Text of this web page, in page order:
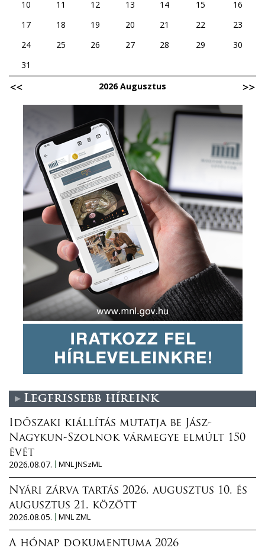
10
11 12 13 14 15
16
17
18 19 20 21 22
23
24
25 26 27 28 29
30
31
2026 Augusztus
Legfrissebb híreink
Időszaki kiállítás mutatja be Jász-
Nagykun-Szolnok vármegye elmúlt 150
évét
2026.08.07.
MNL JNSzML
Nyári zárva tartás 2026. augusztus 10. és
augusztus 21. között
2026.08.05.
MNL ZML
A hónap dokumentuma 2026